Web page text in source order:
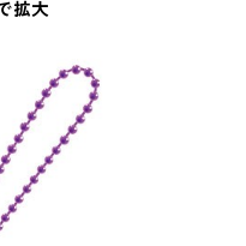
拡大